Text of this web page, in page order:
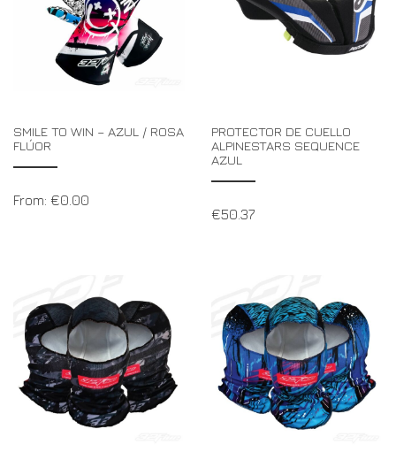
SMILE TO WIN – AZUL / ROSA
FLÚOR
From: €0.00
PROTECTOR DE CUELLO
ALPINESTARS SEQUENCE
AZUL
€50.37